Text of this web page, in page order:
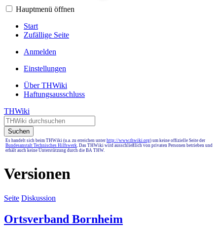
Hauptmenü öffnen
Start
Zufällige Seite
Anmelden
Einstellungen
Über THWiki
Haftungsausschluss
THWiki
Suchen
Es handelt sich beim THWiki (u.a. zu erreichen unter http://www.thwiki.org) um keine offizielle Seite der
Bundesanstalt Technisches Hilfswerk. Das THWiki wird ausschließlich von privaten Personen betrieben und
erhält auch keine Unterstützung durch die BA THW.
Versionen
Seite Diskussion
Ortsverband Bornheim